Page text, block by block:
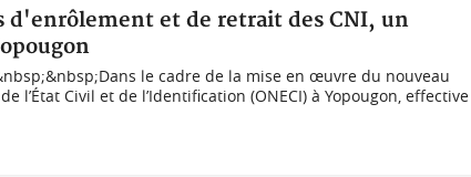
d'enrôlement et de retrait des CNI, un
le cadre de la mise en œuvre du nouveau
l’État Civil et de l’Identification (ONECI) à Yopougon, effective